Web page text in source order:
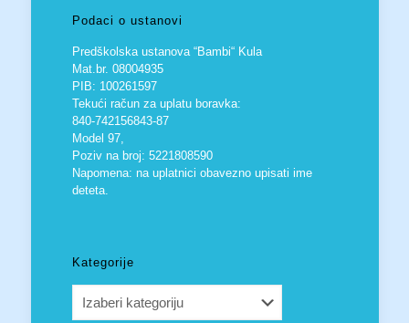
Podaci o ustanovi
Predškolska ustanova “Bambi“ Kula
Mat.br. 08004935
PIB: 100261597
Tekući račun za uplatu boravka:
840-742156843-87
Model 97,
Poziv na broj: 5221808590
Napomena: na uplatnici obavezno upisati ime
deteta.
Kategorije